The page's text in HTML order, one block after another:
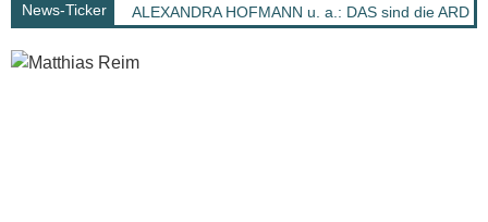
News-Ticker ALEXANDRA HOFMANN u. a.: DAS sind die ARD